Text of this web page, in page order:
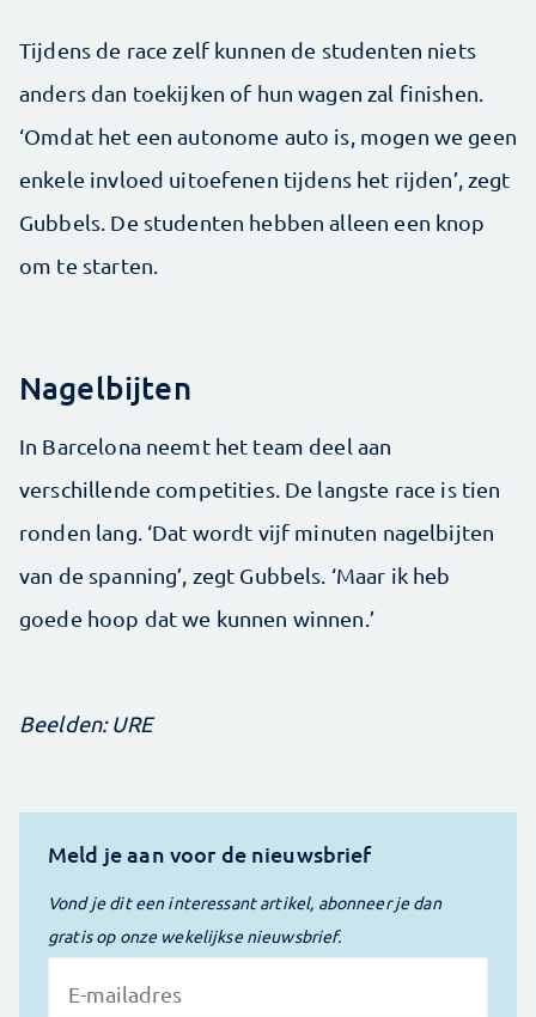
Tijdens de race zelf kunnen de studenten niets
anders dan toekijken of hun wagen zal finishen.
‘Omdat het een autonome auto is, mogen we geen
enkele invloed uitoefenen tijdens het rijden’, zegt
Gubbels. De studenten hebben alleen een knop
om te starten.
Nagelbijten
In Barcelona neemt het team deel aan
verschillende competities. De langste race is tien
ronden lang. ‘Dat wordt vijf minuten nagelbijten
van de spanning’, zegt Gubbels. ‘Maar ik heb
goede hoop dat we kunnen winnen.’
Beelden: URE
Meld je aan voor de nieuwsbrief
Vond je dit een interessant artikel, abonneer je dan
gratis op onze wekelijkse nieuwsbrief.